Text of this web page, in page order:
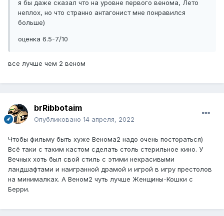
я бы даже сказал что на уровне первого венома, Лето
неплох, но что странно антагонист мне понравился
больше)
оценка 6.5-7/10
все лучше чем 2 веном
brRibbotaim
Опубликовано 14 апреля, 2022
Чтобы фильму быть хуже Венома2 надо очень постораться)
Всё таки с таким кастом сделать столь стерильное кино. У
Вечных хоть был свой стиль с этими некрасивыми
ландшафтами и наигранной драмой и игрой в игру престолов
на минималках. А Веном2 чуть лучше Женщины-Кошки с
Берри.